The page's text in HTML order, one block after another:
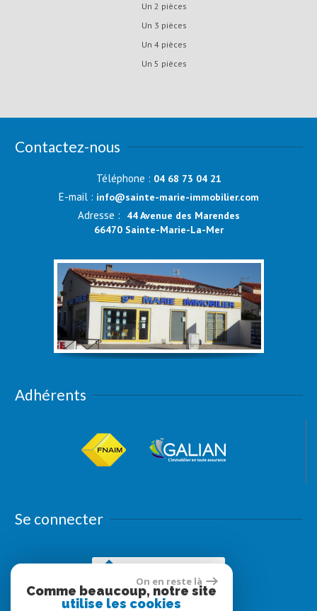
Un 2 pièces
Un 3 pièces
Un 4 pièces
Un 5 pièces
Contactez-nous
Téléphone : 04 68 73 04 21
E-mail : info@sainte-marie-immobilier.com
Adresse :
44 Avenue des Marendes
66470 Sainte-Marie-La-Mer
Adhérents
Se connecter
On en reste là
Comme beaucoup, notre site
utilise les cookies